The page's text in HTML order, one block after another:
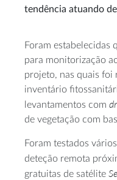
tendência atuando
Foram estabelecidas
para monitorização
projeto, nas quais foi
inventário
levantamentos com
de vegetação com
Foram testados
deteção remota
gratuitas de satélite